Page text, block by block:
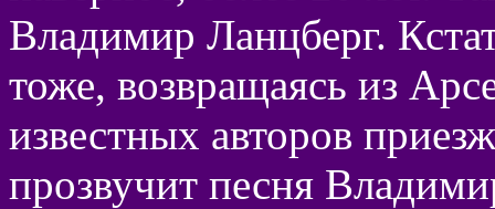
Владимир Ланцберг.
тоже, возвращаясь из
известных авторов
прозвучит песня